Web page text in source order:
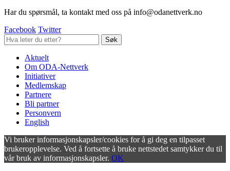
Har du spørsmål, ta kontakt med oss på info@odanettverk.no
Facebook Twitter
Aktuelt
Om ODA-Nettverk
Initiativer
Medlemskap
Partnere
Bli partner
Personvern
English
Vi bruker informasjonskapsler/cookies for å gi deg en tilpasset
brukeropplevelse. Ved å fortsette å bruke nettstedet samtykker du til
vår bruk av informasjonskapsler. OK